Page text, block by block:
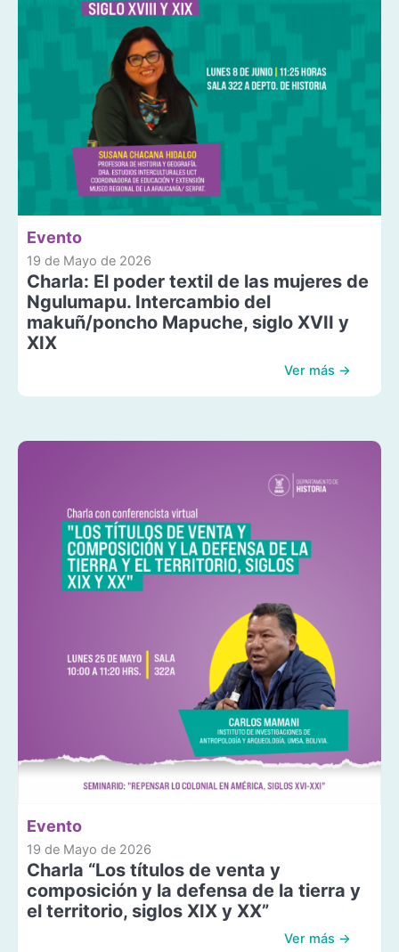
Evento
19 de Mayo de 2026
Charla: El poder textil de las mujeres de
Ngulumapu. Intercambio del
makuñ/poncho Mapuche, siglo XVII y
XIX
Ver más →
Evento
19 de Mayo de 2026
Charla “Los títulos de venta y
composición y la defensa de la tierra y
el territorio, siglos XIX y XX”
Ver más →